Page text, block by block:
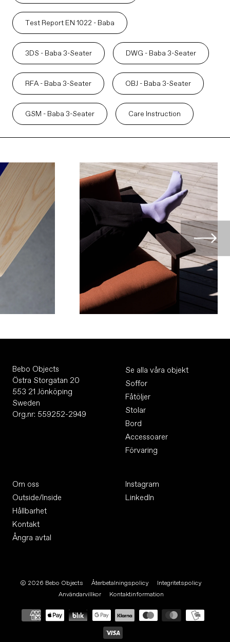
Test Report EN 1022 - Baba
3DS - Baba 3-Seater DWG - Baba 3-Seater
RFA - Baba 3-Seater OBJ - Baba 3-Seater
GSM - Baba 3-Seater Care Instruction
Bebo Objects
Östra Storgatan 20
553 21 Jönköping
Sweden
Org.nr: 559252-2949
Se alla våra objekt
Soffor
Fåtöljer
Stolar
Bord
Accessoarer
Förvaring
Om oss
Outside/Inside
Hållbarhet
Kontakt
Ångra avtal
Instagram
LinkedIn
© 2026 Bebo Objects Återbetalningspolicy
Integritetspolicy
Användarvillkor
Kontaktinformation
Betalningsmetoder